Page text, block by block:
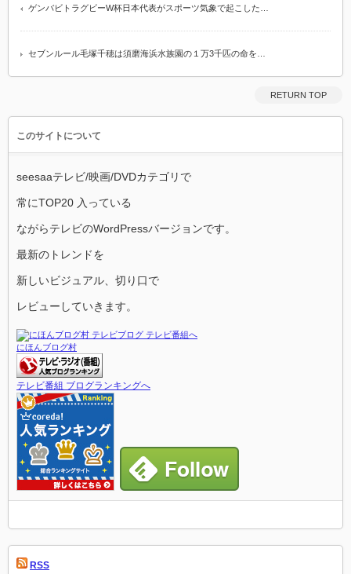
ゲンバビトラグビーW杯日本代表がスポーツ気象で起こした…
セブンルール毛塚千穂は須磨海浜水族園の１万3千匹の命を…
RETURN TOP
このサイトについて
seesaaテレビ/映画/DVDカテゴリで
常にTOP20 入っている
ながらテレビのWordPressバージョンです。
最新のトレンドを
新しいビジュアル、切り口で
レビューしていきます。
にほんブログ村
テレビ番組 ブログランキングへ
RSS